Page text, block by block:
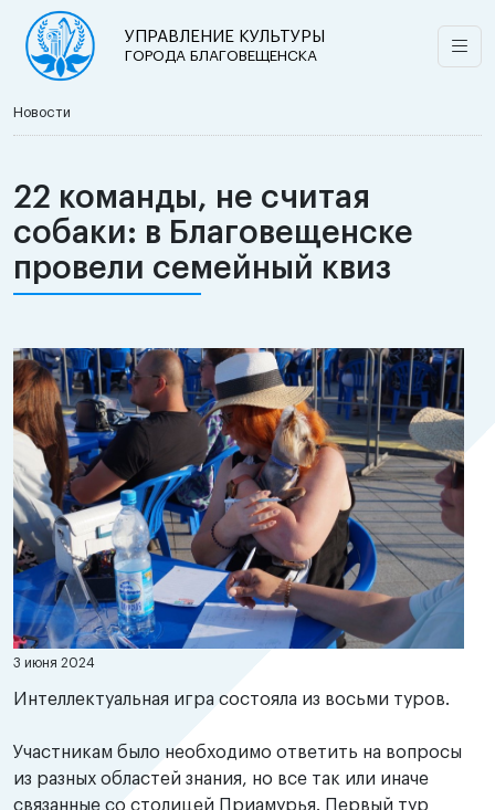
УПРАВЛЕНИЕ КУЛЬТУРЫ
ГОРОДА БЛАГОВЕЩЕНСКА
Новости
22 команды, не считая
собаки: в Благовещенске
провели семейный квиз
3 июня 2024
Интеллектуальная игра состояла из восьми туров.
Участникам было необходимо ответить на вопросы
из разных областей знания, но все так или иначе
связанные со столицей Приамурья. Первый тур